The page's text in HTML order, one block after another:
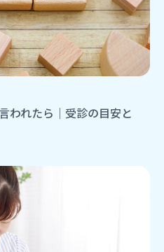
われたら｜受診の目安と